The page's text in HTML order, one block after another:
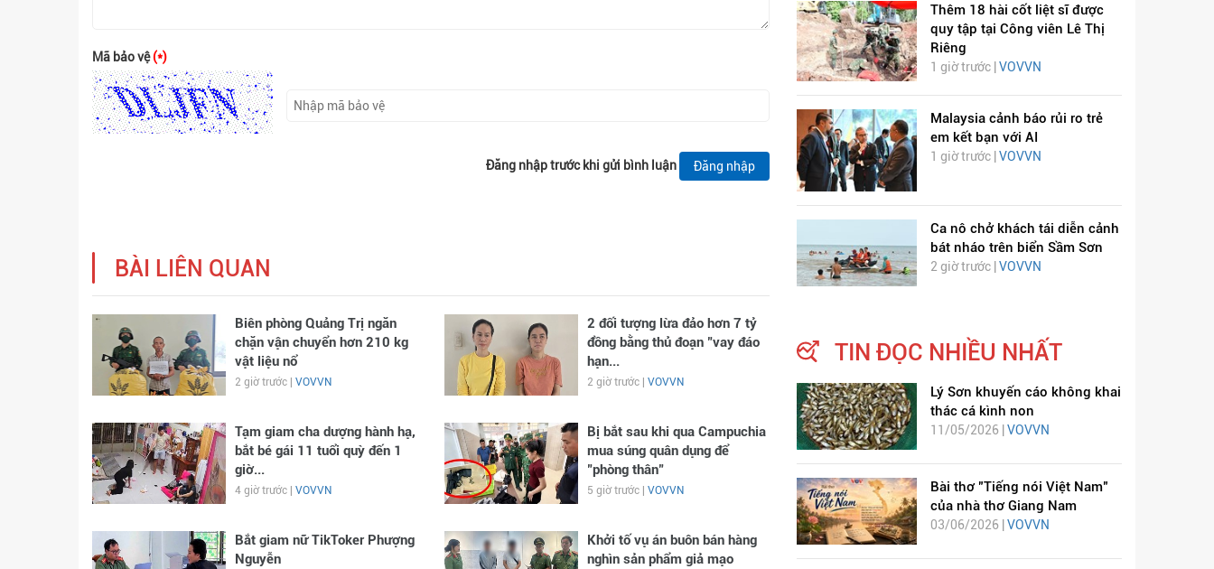
Mã bảo vệ(*)
Đăng nhập trước khi gửi bình luận Đăng nhập
BÀI LIÊN QUAN
Biên phòng Quảng Trị ngăn
chặn vận chuyển hơn 210 kg
vật liệu nổ
2 giờ trước | VOVVN
2 đối tượng lừa đảo hơn 7 tỷ
đồng bằng thủ đoạn "vay đáo
hạn...
2 giờ trước | VOVVN
Tạm giam cha dượng hành hạ,
bắt bé gái 11 tuổi quỳ đến 1
giờ...
4 giờ trước | VOVVN
Bị bắt sau khi qua Campuchia
mua súng quân dụng để
"phòng thân"
5 giờ trước | VOVVN
Bắt giam nữ TikToker Phượng
Nguyễn
Khởi tố vụ án buôn bán hàng
nghìn sản phẩm giả mạo
Thêm 18 hài cốt liệt sĩ được
quy tập tại Công viên Lê Thị
Riêng
1 giờ trước | VOVVN
Malaysia cảnh báo rủi ro trẻ
em kết bạn với AI
1 giờ trước | VOVVN
Ca nô chở khách tái diễn cảnh
bát nháo trên biển Sầm Sơn
2 giờ trước | VOVVN
TIN ĐỌC NHIỀU NHẤT
Lý Sơn khuyến cáo không khai
thác cá kình non
11/05/2026 | VOVVN
Bài thơ "Tiếng nói Việt Nam"
của nhà thơ Giang Nam
03/06/2026 | VOVVN